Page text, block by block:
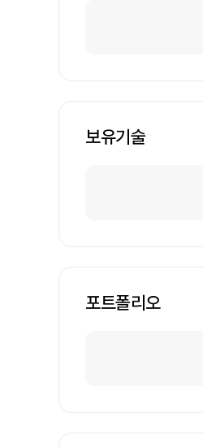
보유기술
포트폴리오